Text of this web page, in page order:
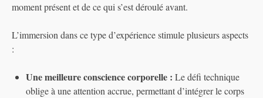
moment présent et de ce qui s’est déroulé avant.
L’immersion dans ce type d’expérience stimule plusieurs aspects
:
Une meilleure conscience corporelle : Le défi technique
oblige à une attention accrue, permettant d’intégrer le corps